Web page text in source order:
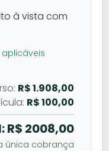
à vista com
R$ 1.908,00
R$ 100,00
R$ 2008,00
única cobrança